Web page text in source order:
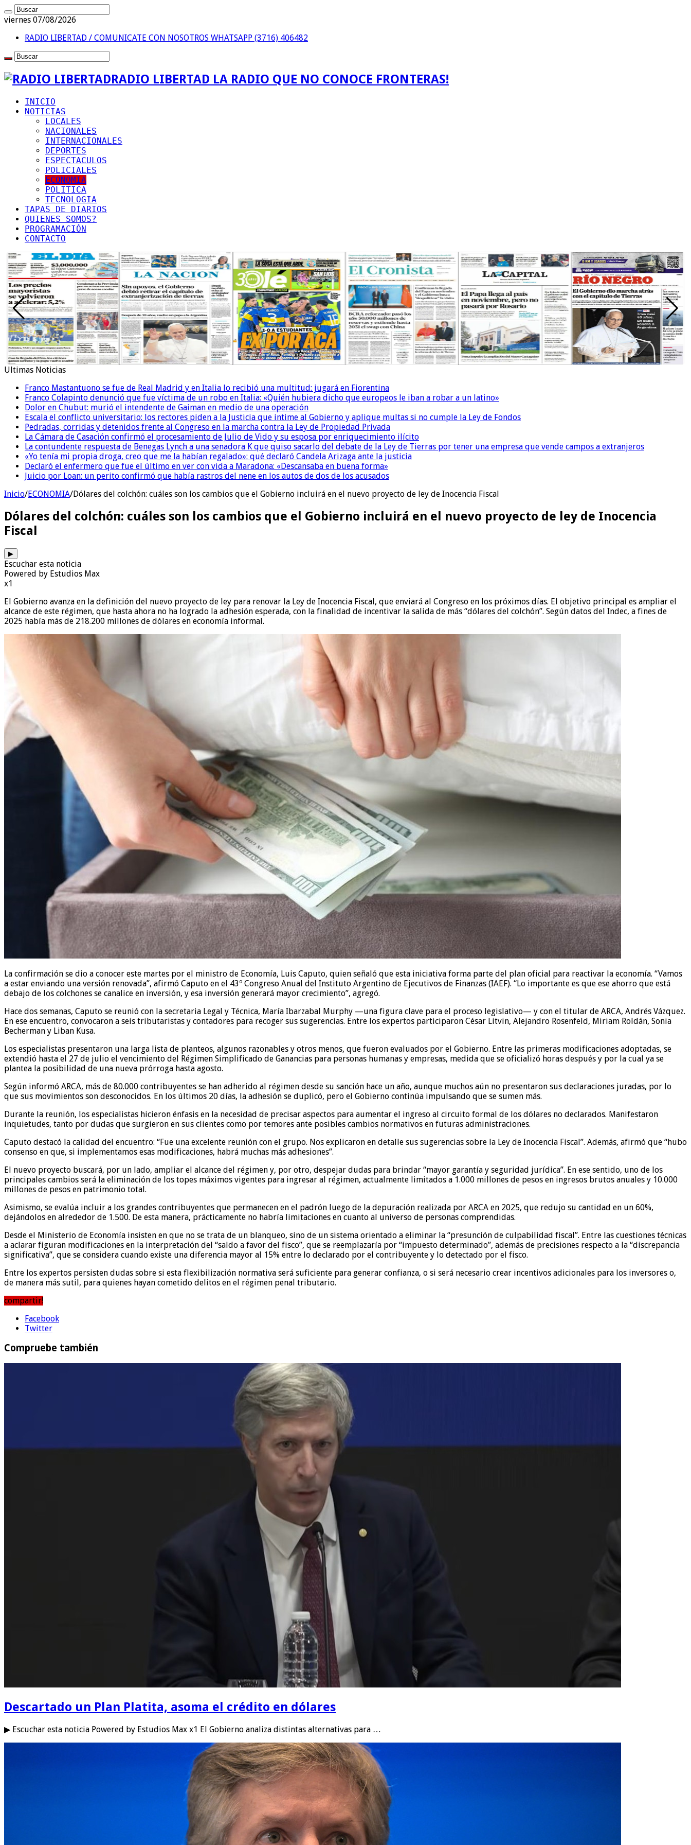
viernes 07/08/2026
RADIO LIBERTAD / COMUNICATE CON NOSOTROS WHATSAPP (3716) 406482
RADIO LIBERTAD LA RADIO QUE NO CONOCE FRONTERAS!
INICIO
NOTICIAS
LOCALES
NACIONALES
INTERNACIONALES
DEPORTES
ESPECTACULOS
POLICIALES
ECONOMIA
POLITICA
TECNOLOGIA
TAPAS DE DIARIOS
QUIENES SOMOS?
PROGRAMACIÓN
CONTACTO
Ultimas Noticias
Franco Mastantuono se fue de Real Madrid y en Italia lo recibió una multitud: jugará en Fiorentina
Franco Colapinto denunció que fue víctima de un robo en Italia: «Quién hubiera dicho que europeos le iban a robar a un latino»
Dolor en Chubut: murió el intendente de Gaiman en medio de una operación
Escala el conflicto universitario: los rectores piden a la Justicia que intime al Gobierno y aplique multas si no cumple la Ley de Fondos
Pedradas, corridas y detenidos frente al Congreso en la marcha contra la Ley de Propiedad Privada
La Cámara de Casación confirmó el procesamiento de Julio de Vido y su esposa por enriquecimiento ilícito
La contundente respuesta de Benegas Lynch a una senadora K que quiso sacarlo del debate de la Ley de Tierras por tener una empresa que vende campos a extranjeros
«Yo tenía mi propia droga, creo que me la habían regalado»: qué declaró Candela Arizaga ante la justicia
Declaró el enfermero que fue el último en ver con vida a Maradona: «Descansaba en buena forma»
Juicio por Loan: un perito confirmó que había rastros del nene en los autos de dos de los acusados
Inicio/ECONOMIA/Dólares del colchón: cuáles son los cambios que el Gobierno incluirá en el nuevo proyecto de ley de Inocencia Fiscal
Dólares del colchón: cuáles son los cambios que el Gobierno incluirá en el nuevo proyecto de ley de Inocencia
Fiscal
▶
Escuchar esta noticia
Powered by Estudios Max
x1
El Gobierno avanza en la definición del nuevo proyecto de ley para renovar la Ley de Inocencia Fiscal, que enviará al Congreso en los próximos días. El objetivo principal es ampliar el
alcance de este régimen, que hasta ahora no ha logrado la adhesión esperada, con la finalidad de incentivar la salida de más “dólares del colchón”. Según datos del Indec, a fines de
2025 había más de 218.200 millones de dólares en economía informal.
La confirmación se dio a conocer este martes por el ministro de Economía, Luis Caputo, quien señaló que esta iniciativa forma parte del plan oficial para reactivar la economía. “Vamos
a estar enviando una versión renovada”, afirmó Caputo en el 43º Congreso Anual del Instituto Argentino de Ejecutivos de Finanzas (IAEF). “Lo importante es que ese ahorro que está
debajo de los colchones se canalice en inversión, y esa inversión generará mayor crecimiento”, agregó.
Hace dos semanas, Caputo se reunió con la secretaria Legal y Técnica, María Ibarzabal Murphy —una figura clave para el proceso legislativo— y con el titular de ARCA, Andrés Vázquez.
En ese encuentro, convocaron a seis tributaristas y contadores para recoger sus sugerencias. Entre los expertos participaron César Litvin, Alejandro Rosenfeld, Miriam Roldán, Sonia
Becherman y Liban Kusa.
Los especialistas presentaron una larga lista de planteos, algunos razonables y otros menos, que fueron evaluados por el Gobierno. Entre las primeras modificaciones adoptadas, se
extendió hasta el 27 de julio el vencimiento del Régimen Simplificado de Ganancias para personas humanas y empresas, medida que se oficializó horas después y por la cual ya se
plantea la posibilidad de una nueva prórroga hasta agosto.
Según informó ARCA, más de 80.000 contribuyentes se han adherido al régimen desde su sanción hace un año, aunque muchos aún no presentaron sus declaraciones juradas, por lo
que sus movimientos son desconocidos. En los últimos 20 días, la adhesión se duplicó, pero el Gobierno continúa impulsando que se sumen más.
Durante la reunión, los especialistas hicieron énfasis en la necesidad de precisar aspectos para aumentar el ingreso al circuito formal de los dólares no declarados. Manifestaron
inquietudes, tanto por dudas que surgieron en sus clientes como por temores ante posibles cambios normativos en futuras administraciones.
Caputo destacó la calidad del encuentro: “Fue una excelente reunión con el grupo. Nos explicaron en detalle sus sugerencias sobre la Ley de Inocencia Fiscal”. Además, afirmó que “hubo
consenso en que, si implementamos esas modificaciones, habrá muchas más adhesiones”.
El nuevo proyecto buscará, por un lado, ampliar el alcance del régimen y, por otro, despejar dudas para brindar “mayor garantía y seguridad jurídica”. En ese sentido, uno de los
principales cambios será la eliminación de los topes máximos vigentes para ingresar al régimen, actualmente limitados a 1.000 millones de pesos en ingresos brutos anuales y 10.000
millones de pesos en patrimonio total.
Asimismo, se evalúa incluir a los grandes contribuyentes que permanecen en el padrón luego de la depuración realizada por ARCA en 2025, que redujo su cantidad en un 60%,
dejándolos en alrededor de 1.500. De esta manera, prácticamente no habría limitaciones en cuanto al universo de personas comprendidas.
Desde el Ministerio de Economía insisten en que no se trata de un blanqueo, sino de un sistema orientado a eliminar la “presunción de culpabilidad fiscal”. Entre las cuestiones técnicas
a aclarar figuran modificaciones en la interpretación del “saldo a favor del fisco”, que se reemplazaría por “impuesto determinado”, además de precisiones respecto a la “discrepancia
significativa”, que se considera cuando existe una diferencia mayor al 15% entre lo declarado por el contribuyente y lo detectado por el fisco.
Entre los expertos persisten dudas sobre si esta flexibilización normativa será suficiente para generar confianza, o si será necesario crear incentivos adicionales para los inversores o,
de manera más sutil, para quienes hayan cometido delitos en el régimen penal tributario.
compartir!
Facebook
Twitter
Compruebe también
Descartado un Plan Platita, asoma el crédito en dólares
▶ Escuchar esta noticia Powered by Estudios Max x1 El Gobierno analiza distintas alternativas para …